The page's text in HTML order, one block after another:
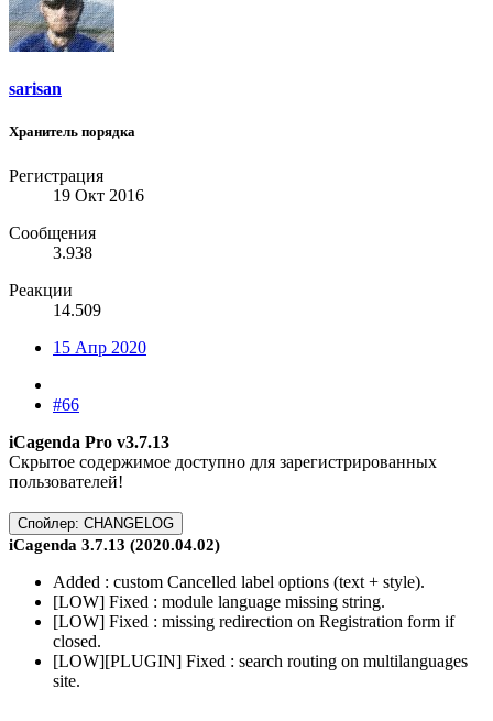
sarisan
Хранитель порядка
Регистрация
19 Окт 2016
Сообщения
3.938
Реакции
14.509
15 Апр 2020
#66
iCagenda Pro v3.7.13
Скрытое содержимое доступно для зарегистрированных
пользователей!
Спойлер: CHANGELOG
iCagenda 3.7.13 (2020.04.02)
Added : custom Cancelled label options (text + style).
[LOW] Fixed : module language missing string.
[LOW] Fixed : missing redirection on Registration form if
closed.
[LOW][PLUGIN] Fixed : search routing on multilanguages
site.